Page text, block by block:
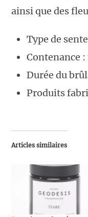
ainsi que des
Type de
Contenance :
Durée du
Produits
Articles similaires